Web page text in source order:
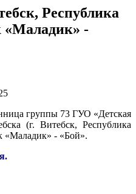
Республика
«Маладик» -
группы 73 ГУО «Детская
(г. Витебск, Республика
«Маладик» - «Бой».